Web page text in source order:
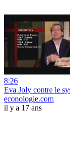
8:26
Eva Joly contre le
econologie.com
il y a 17 ans